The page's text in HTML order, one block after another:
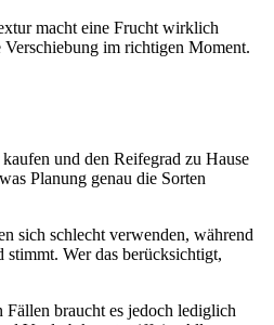
macht eine Frucht wirklich
im richtigen Moment.
und den Reifegrad zu Hause
Planung genau die Sorten
sich schlecht verwenden, während
Wer das berücksichtigt,
braucht es jedoch lediglich